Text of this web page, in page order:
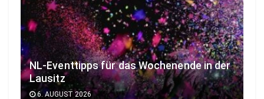
NL-Eventtipps für das Wochenende in der
Lausitz
6. AUGUST 2026